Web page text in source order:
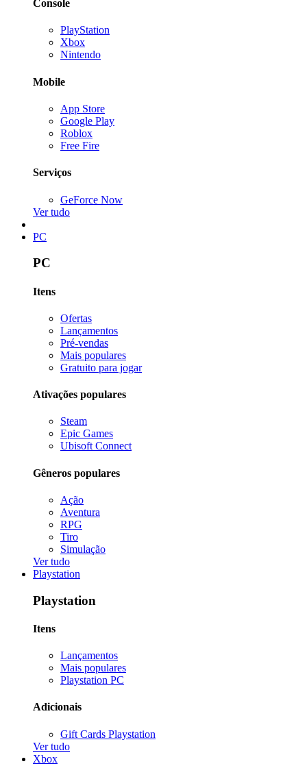
Console
PlayStation
Xbox
Nintendo
Mobile
App Store
Google Play
Roblox
Free Fire
Serviços
GeForce Now
Ver tudo
PC
PC
Itens
Ofertas
Lançamentos
Pré-vendas
Mais populares
Gratuito para jogar
Ativações populares
Steam
Epic Games
Ubisoft Connect
Gêneros populares
Ação
Aventura
RPG
Tiro
Simulação
Ver tudo
Playstation
Playstation
Itens
Lançamentos
Mais populares
Playstation PC
Adicionais
Gift Cards Playstation
Ver tudo
Xbox